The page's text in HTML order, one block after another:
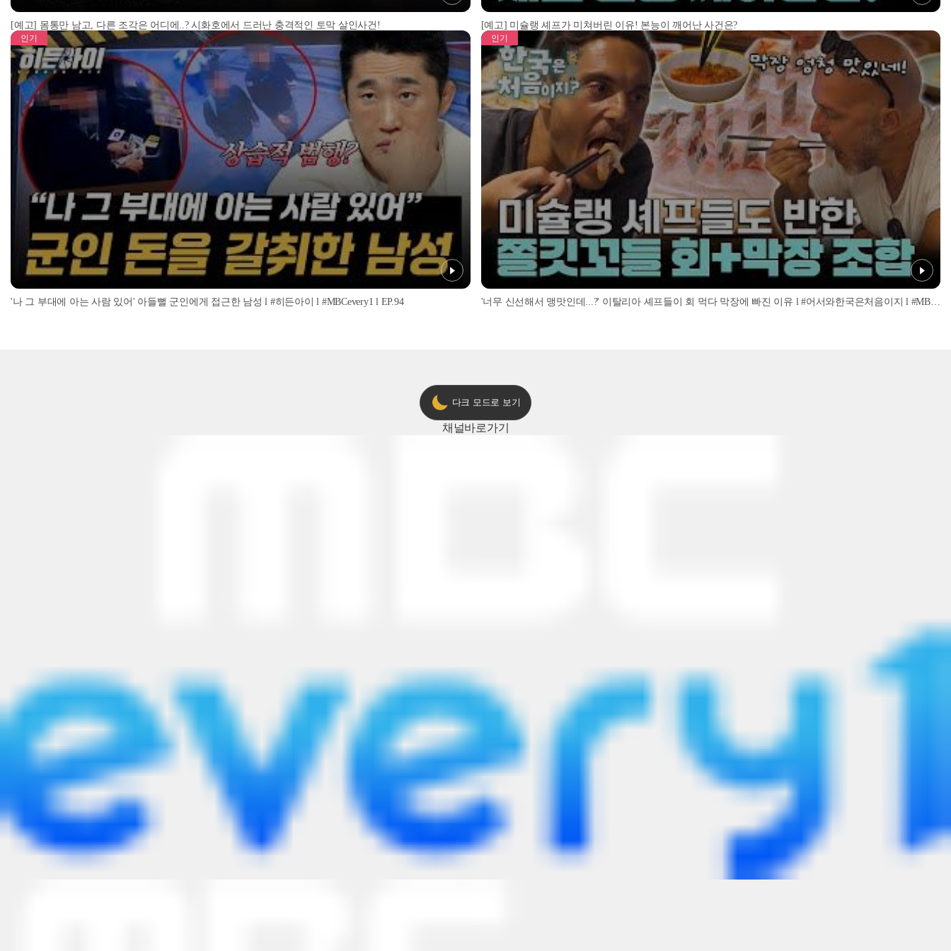
[예고] 몸통만 남고, 다른 조각은 어디에..? 시화호에서 드러난 충격적인 토막 살인사건! [예고] 미슐랭 셰프가 미쳐버린 이유! 본능이 깨어난 사건은?
인기
'나 그 부대에 아는 사람 있어' 아들뻘 군인에게 접근한 남성 l #히든아이 l #MBCevery1 l EP.94
인기
'너무 신선해서 맹맛인데...?' 이탈리아 셰프들이 회 먹다 막장에 빠진 이유 l #어서와한국은처음이지 l #MBCevery1 l EP.437
다크 모드로 보기
채널바로가기